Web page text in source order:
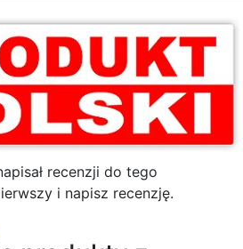
recenzji do tego
i napisz recenzję.